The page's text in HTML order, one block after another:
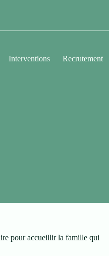
Interventions Recrutement
pour accueillir la famille qui